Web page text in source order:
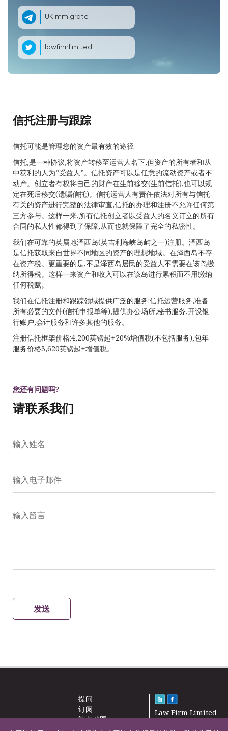
UKImmigrate
lawfirmlimited
信托注册与跟踪
信托可能是管理您的资产最有效的途径
信托,是一种协议,将资产转移至运营人名下,但资产的所有者和从
中获利的人为“受益人”。信托资产可以是任意的流动资产或者不
动产。创立者有权将自己的财产在生前移交(生前信托),也可以规
定在死后移交(遗嘱信托)。信托运营人有责任依法对所有与信托
有关的资产进行完整的法律审查,信托的办理和注册不允许任何第
三方参与。这样一来,所有信托创立者以受益人的名义订立的所有
合同的私人性都得到了保障,从而也就保障了完全的私密性。
我们在可靠的英属地泽西岛(英吉利海峡岛屿之一)注册。泽西岛
是信托获取来自世界不同地区的资产的理想地域。在泽西岛不存
在资产税。更重要的是,不是泽西岛居民的受益人不需要在该岛缴
纳所得税。这样一来资产和收入可以在该岛进行累积而不用缴纳
任何税赋。
我们在信托注册和跟踪领域提供广泛的服务:信托运营服务,准备
所有必要的文件(信托申报单等),提供办公场所,秘书服务,开设银
行账户,会计服务和许多其他的服务。
注册信托框架价格:4,200英镑起+20%增值税(不包括服务),包年
服务价格3,620英镑起+增值税。
您还有问题吗?
请联系我们
输入姓名
输入电子邮件
输入留言
发送
提问
订阅
站点地图
Law Firm Limited